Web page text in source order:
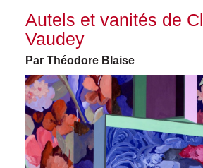
Autels et vanités de
Vaudey
Par Théodore Blaise